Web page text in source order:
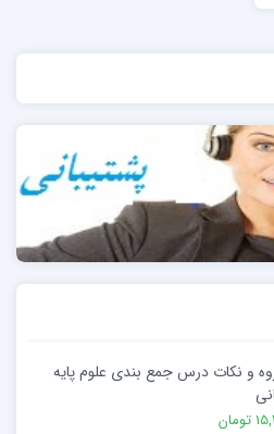
و نکات درس جمع بندی علوم پایه